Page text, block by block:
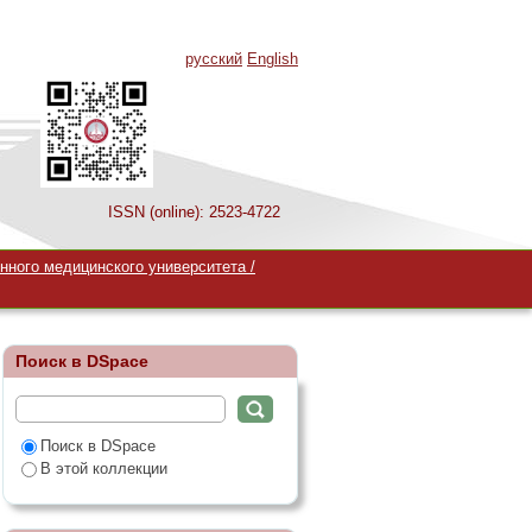
ISSN (online): 2523-4722
русский English
медицинского университета /
Поиск в DSpace
Поиск в DSpace
В этой коллекции